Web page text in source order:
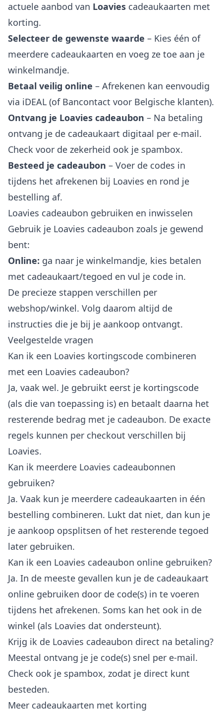
actuele aanbod van Loavies cadeaukaarten met
korting.
Selecteer de gewenste waarde – Kies één of
meerdere cadeaukaarten en voeg ze toe aan je
winkelmandje.
Betaal veilig online – Afrekenen kan eenvoudig
via iDEAL (of Bancontact voor Belgische klanten).
Ontvang je Loavies cadeaubon – Na betaling
ontvang je de cadeaukaart digitaal per e-mail.
Check voor de zekerheid ook je spambox.
Besteed je cadeaubon – Voer de codes in
tijdens het afrekenen bij Loavies en rond je
bestelling af.
Loavies cadeaubon gebruiken en inwisselen
Gebruik je Loavies cadeaubon zoals je gewend
bent:
Online: ga naar je winkelmandje, kies betalen
met cadeaukaart/tegoed en vul je code in.
De precieze stappen verschillen per
webshop/winkel. Volg daarom altijd de
instructies die je bij je aankoop ontvangt.
Veelgestelde vragen
Kan ik een Loavies kortingscode combineren
met een Loavies cadeaubon?
Ja, vaak wel. Je gebruikt eerst je kortingscode
(als die van toepassing is) en betaalt daarna het
resterende bedrag met je cadeaubon. De exacte
regels kunnen per checkout verschillen bij
Loavies.
Kan ik meerdere Loavies cadeaubonnen
gebruiken?
Ja. Vaak kun je meerdere cadeaukaarten in één
bestelling combineren. Lukt dat niet, dan kun je
je aankoop opsplitsen of het resterende tegoed
later gebruiken.
Kan ik een Loavies cadeaubon online gebruiken?
Ja. In de meeste gevallen kun je de cadeaukaart
online gebruiken door de code(s) in te voeren
tijdens het afrekenen. Soms kan het ook in de
winkel (als Loavies dat ondersteunt).
Krijg ik de Loavies cadeaubon direct na betaling?
Meestal ontvang je je code(s) snel per e-mail.
Check ook je spambox, zodat je direct kunt
besteden.
Meer cadeaukaarten met korting